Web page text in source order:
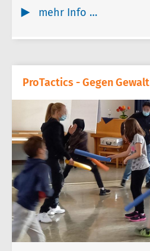
mehr Info …
ProTactics - Gegen Gewalt